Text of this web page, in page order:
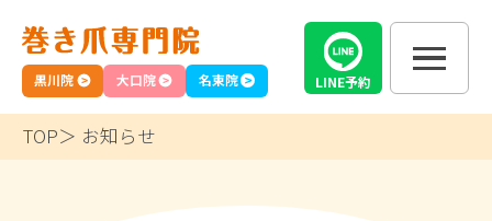
名東院
黒川院 大口院 LINE予約
TOP お知らせ